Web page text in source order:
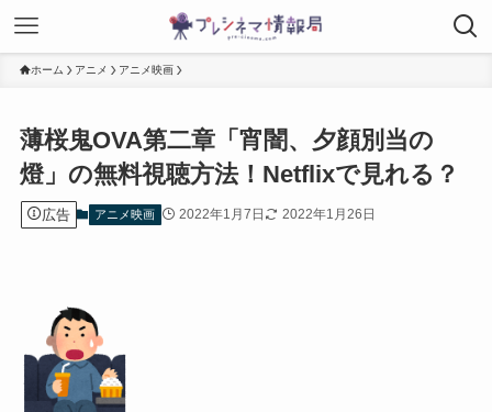
ホーム アニメ アニメ映画
薄桜鬼OVA第二章「宵闇、夕顔別当の
燈」の無料視聴方法！Netflixで見れる？
広告 アニメ映画 2022年1月7日 2022年1月26日